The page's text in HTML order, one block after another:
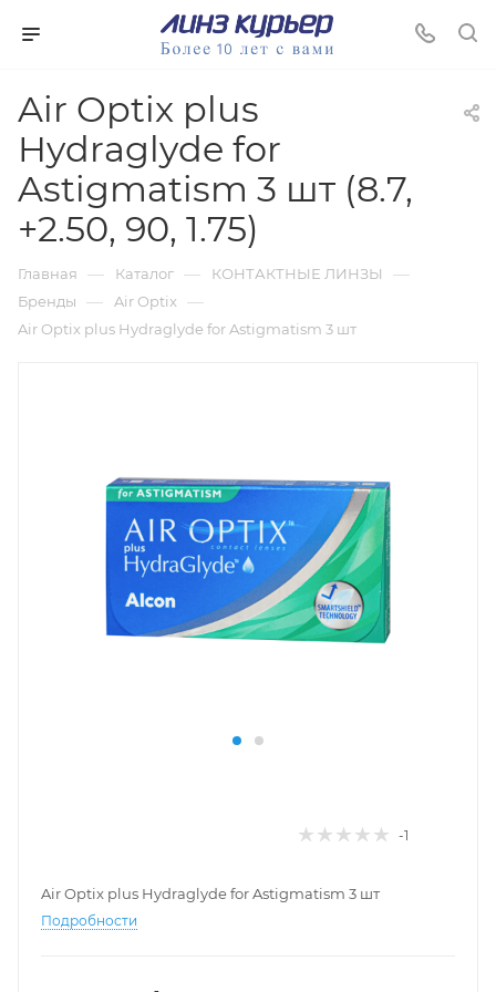
Air Optix plus
Hydraglyde for
Astigmatism 3 шт (8.7,
+2.50, 90, 1.75)
Главная — Каталог — КОНТАКТНЫЕ ЛИНЗЫ —
Бренды — Air Optix —
Air Optix plus Hydraglyde for Astigmatism 3 шт
-1
Air Optix plus Hydraglyde for Astigmatism 3 шт
Подробности